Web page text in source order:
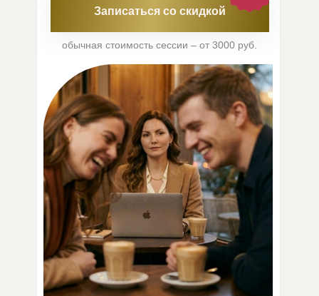
Записаться со скидкой
обычная стоимость сессии – от 3000 руб.